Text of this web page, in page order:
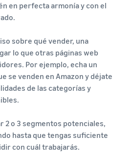
en perfecta armonía y con el
sobre qué vender, una
lo que otras páginas web
Por ejemplo, echa un
se venden en Amazon y déjate
de las categorías y
2 o 3 segmentos potenciales,
hasta que tengas suficiente
con cuál trabajarás.